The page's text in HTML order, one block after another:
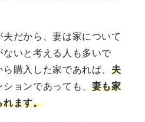
だから、妻は家について
いと考える人も多いで
購入した家であれば、夫
ョンであっても、 妻も家
れます。